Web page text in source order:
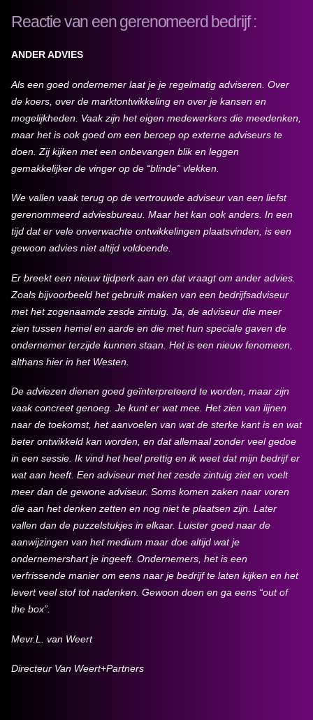
Reactie van een gerenomeerd bedrijf :
ANDER ADVIES
Als een goed ondernemer laat je je regelmatig adviseren. Over
de koers, over de marktontwikkeling en over je kansen en
mogelijkheden. Vaak zijn het eigen medewerkers die meedenken,
maar het is ook goed om een beroep op externe adviseurs te
doen. Zij kijken met een onbevangen blik en leggen
gemakkelijker de vinger op de “blinde” vlekken.
We vallen vaak terug op de vertrouwde adviseur van een liefst
gerenommeerd adviesbureau. Maar het kan ook anders. In een
tijd dat er vele onverwachte ontwikkelingen plaatsvinden, is een
gewoon advies niet altijd voldoende.
Er breekt een nieuw tijdperk aan en dat vraagt om ander advies.
Zoals bijvoorbeeld het gebruik maken van een bedrijfsadviseur
met het zogenaamde zesde zintuig. Ja, de adviseur die meer
zien tussen hemel en aarde en die met hun speciale gaven de
ondernemer terzijde kunnen staan. Het is een nieuw fenomeen,
althans hier in het Westen.
De adviezen dienen goed geïnterpreteerd te worden, maar zijn
vaak concreet genoeg. Je kunt er wat mee. Het zien van lijnen
naar de toekomst, het aanvoelen van wat de sterke kant is en wat
beter ontwikkeld kan worden, en dat allemaal zonder veel gedoe
in een sessie. Ik vind het heel prettig en ik weet dat mijn bedrijf er
wat aan heeft. Een adviseur met het zesde zintuig ziet en voelt
meer dan de gewone adviseur. Soms komen zaken naar voren
die aan het denken zetten en nog niet te plaatsen zijn. Later
vallen dan de puzzelstukjes in elkaar. Luister goed naar de
aanwijzingen van het medium maar doe altijd wat je
ondernemershart je ingeeft. Ondernemers, het is een
verfrissende manier om eens naar je bedrijf te laten kijken en het
levert veel stof tot nadenken. Gewoon doen en ga eens “out of
the box”.
Mevr.L. van Weert
Directeur Van Weert+Partners